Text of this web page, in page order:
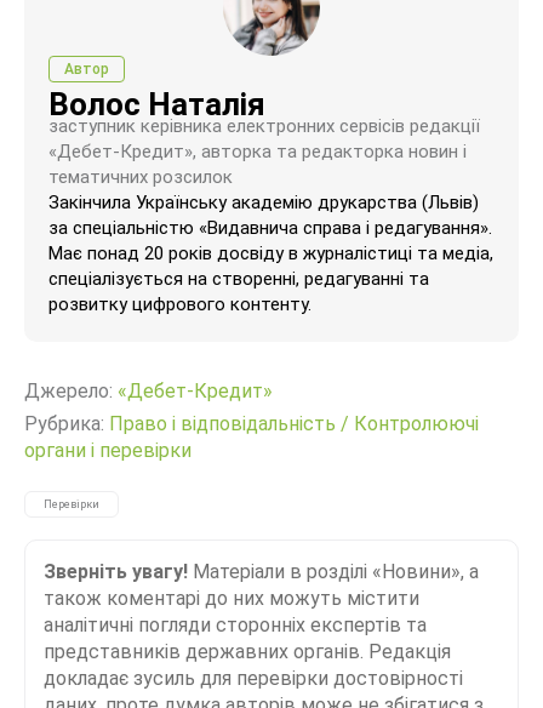
Автор
Волос Наталія
заступник керівника електронних сервісів редакції
«Дебет-Кредит», авторка та редакторка новин і
тематичних розсилок
Закінчила Українську академію друкарства (Львів)
за спеціальністю «Видавнича справа і редагування».
Має понад 20 років досвіду в журналістиці та медіа,
спеціалізується на створенні, редагуванні та
розвитку цифрового контенту.
Джерело: «Дебет-Кредит»
Рубрика: Право і відповідальність / Контролюючі
органи і перевірки
Перевірки
Зверніть увагу! Матеріали в розділі «Новини», а
також коментарі до них можуть містити
аналітичні погляди сторонніх експертів та
представників державних органів. Редакція
докладає зусиль для перевірки достовірності